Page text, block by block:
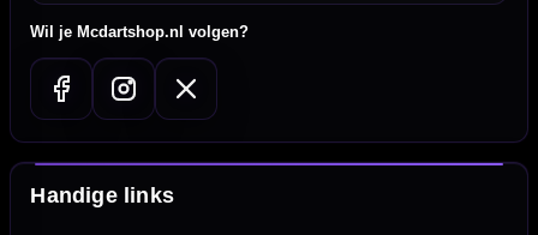
Wil je Mcdartshop.nl volgen?
Handige links